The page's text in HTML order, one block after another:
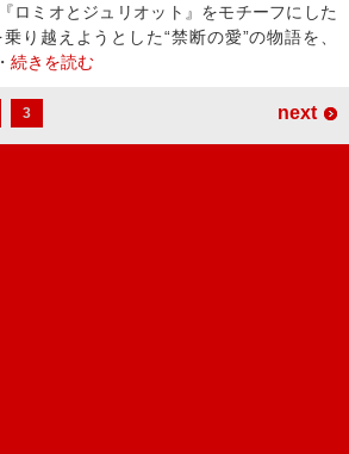
ロミオとジュリオット』をモチーフにした
り越えようとした“禁断の愛”の物語を、
続きを読む
3 next